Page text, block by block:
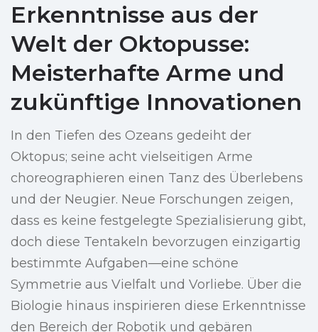
Erkenntnisse aus der
Welt der Oktopusse:
Meisterhafte Arme und
zukünftige Innovationen
In den Tiefen des Ozeans gedeiht der
Oktopus; seine acht vielseitigen Arme
choreographieren einen Tanz des Überlebens
und der Neugier. Neue Forschungen zeigen,
dass es keine festgelegte Spezialisierung gibt,
doch diese Tentakeln bevorzugen einzigartig
bestimmte Aufgaben—eine schöne
Symmetrie aus Vielfalt und Vorliebe. Über die
Biologie hinaus inspirieren diese Erkenntnisse
den Bereich der Robotik und gebären